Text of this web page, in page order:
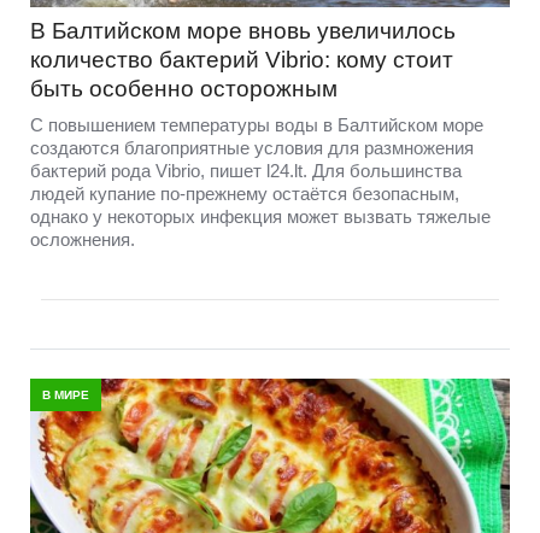
В Балтийском море вновь увеличилось
количество бактерий Vibrio: кому стоит
быть особенно осторожным
С повышением температуры воды в Балтийском море
создаются благоприятные условия для размножения
бактерий рода Vibrio, пишет l24.lt. Для большинства
людей купание по-прежнему остаётся безопасным,
однако у некоторых инфекция может вызвать тяжелые
осложнения.
В МИРЕ